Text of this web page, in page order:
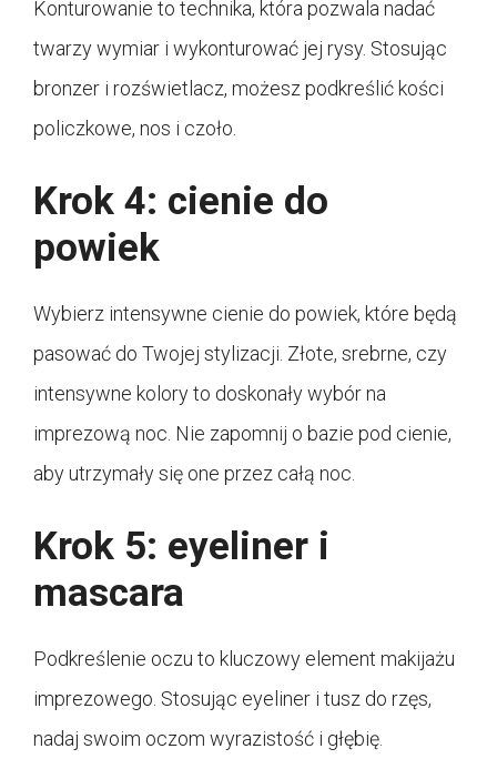
Konturowanie to technika, która pozwala nadać
twarzy wymiar i wykonturować jej rysy. Stosując
bronzer i rozświetlacz, możesz podkreślić kości
policzkowe, nos i czoło.
Krok 4: cienie do
powiek
Wybierz intensywne cienie do powiek, które będą
pasować do Twojej stylizacji. Złote, srebrne, czy
intensywne kolory to doskonały wybór na
imprezową noc. Nie zapomnij o bazie pod cienie,
aby utrzymały się one przez całą noc.
Krok 5: eyeliner i
mascara
Podkreślenie oczu to kluczowy element makijażu
imprezowego. Stosując eyeliner i tusz do rzęs,
nadaj swoim oczom wyrazistość i głębię.